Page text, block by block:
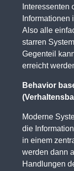
Also alle
starren
Gegenteil
erreicht
Behavior
Moderne
die
in einem
werden dann
Handlungen